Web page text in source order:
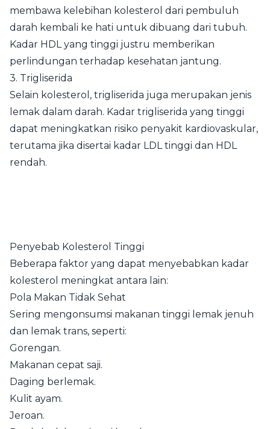
membawa kelebihan kolesterol dari pembuluh
darah kembali ke hati untuk dibuang dari tubuh.
Kadar HDL yang tinggi justru memberikan
perlindungan terhadap kesehatan jantung.
3. Trigliserida
Selain kolesterol, trigliserida juga merupakan jenis
lemak dalam darah. Kadar trigliserida yang tinggi
dapat meningkatkan risiko penyakit kardiovaskular,
terutama jika disertai kadar LDL tinggi dan HDL
rendah.
Penyebab Kolesterol Tinggi
Beberapa faktor yang dapat menyebabkan kadar
kolesterol meningkat antara lain:
Pola Makan Tidak Sehat
Sering mengonsumsi makanan tinggi lemak jenuh
dan lemak trans, seperti:
Gorengan.
Makanan cepat saji.
Daging berlemak.
Kulit ayam.
Jeroan.